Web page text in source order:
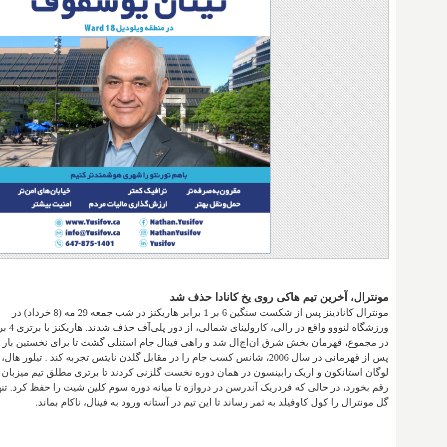
مونترال، آخرین تیم هاکی روی یخ کانادا حذف شد
مونترال کانادینز پس از شکست سنگین 6 بر 1 برابر هاریکنز در شب جمعه 29 مه (8 خرداد) در
در مجموع، قهرمان بخش شرق ان‌اچ‌ال شد و راهی فینال جام استنلی گشت تا برای نخستین بار
پس از قهرمانی در سال 2006، شانس کسب جام را در مقابل گلدن نایتس تجربه کند . تیلور هال،
لوگان استانکون و اریک رابینسون در همان دوره نخست گلزنی کردند تا برتری مطلق تیم میزبان
رقم بخورد، در حالی که فردریک آندرسن در دروازه تا میانه دوره سوم کلین شیت را حفظ کرد.
گل مونترال را کول کاوفیلد به ثمر رساند تا این تیم در آستانه ورود به فینال، ناکام بماند.